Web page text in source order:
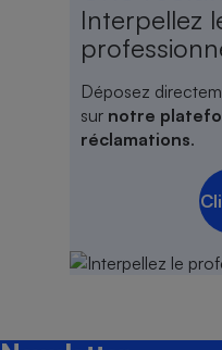
Interpellez
Déposez
sur notre
réclamations.